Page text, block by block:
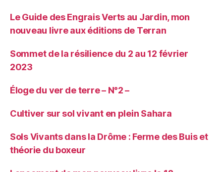
Le Guide des Engrais Verts au Jardin, mon
nouveau livre aux éditions de Terran
Sommet de la résilience du 2 au 12 février
2023
Éloge du ver de terre – N°2 –
Cultiver sur sol vivant en plein Sahara
Sols Vivants dans la Drôme : Ferme des Buis et
théorie du boxeur